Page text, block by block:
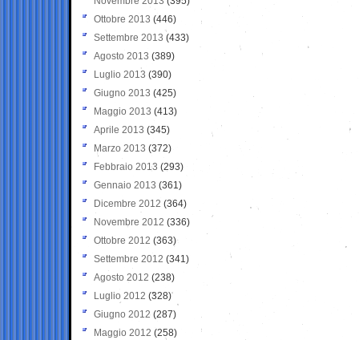
Ottobre 2013 (446)
Settembre 2013 (433)
Agosto 2013 (389)
Luglio 2013 (390)
Giugno 2013 (425)
Maggio 2013 (413)
Aprile 2013 (345)
Marzo 2013 (372)
Febbraio 2013 (293)
Gennaio 2013 (361)
Dicembre 2012 (364)
Novembre 2012 (336)
Ottobre 2012 (363)
Settembre 2012 (341)
Agosto 2012 (238)
Luglio 2012 (328)
Giugno 2012 (287)
Maggio 2012 (258)